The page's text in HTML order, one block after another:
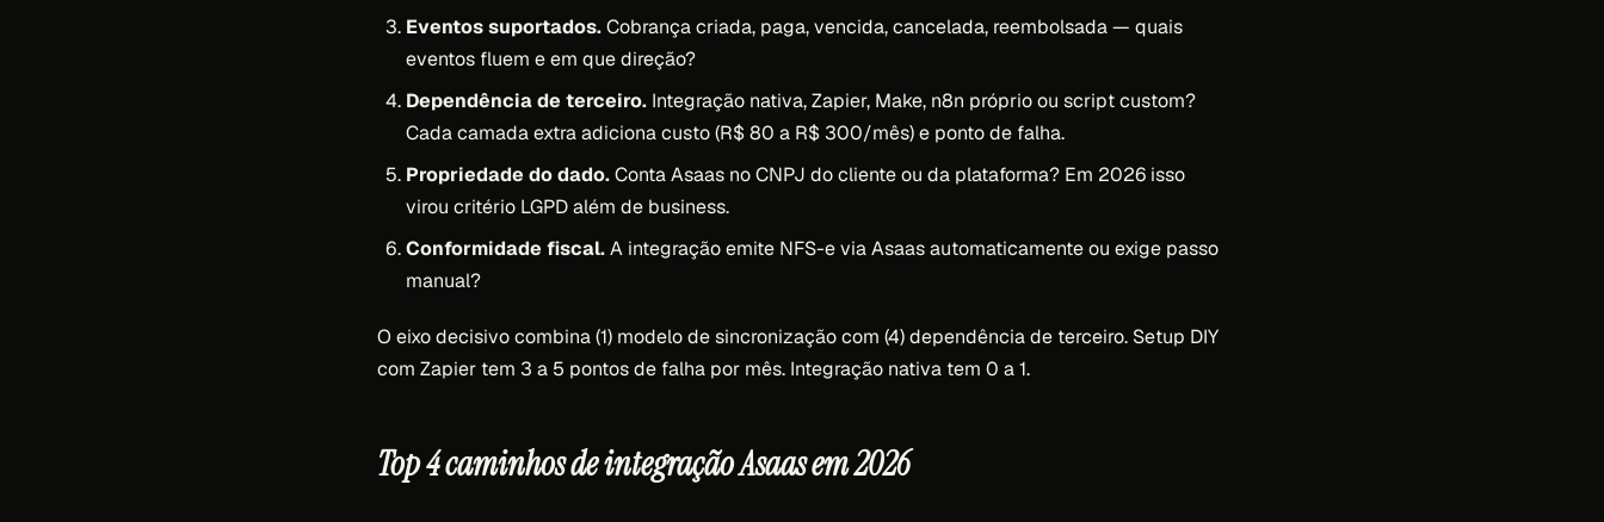
Eventos suportados.Cobrança criada, paga, vencida, cancelada, reembolsada — quais
eventos fluem e em que direção?
Dependência de terceiro. Integração nativa, Zapier, Make, n8n próprio ou script custom?
Cada camada extra adiciona custo (R$ 80 a R$ 300/mês) e ponto de falha.
Propriedade do dado.Conta Asaas no CNPJ do cliente ou da plataforma? Em 2026 isso
virou critério LGPD além de business.
Conformidade fiscal.A integração emite NFS-e via Asaas automaticamente ou exige passo
manual?
O eixo decisivo combina (1) modelo de sincronização com (4) dependência de terceiro. Setup DIY
com Zapier tem 3 a 5 pontos de falha por mês. Integração nativa tem 0 a 1.
Top 4 caminhos de integração Asaas em 2026